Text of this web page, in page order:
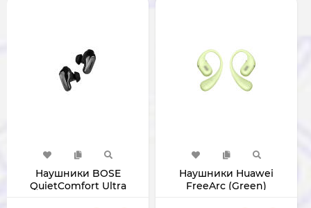
Наушники BOSE
QuietComfort Ultra
Наушники Huawei
FreeArc (Green)